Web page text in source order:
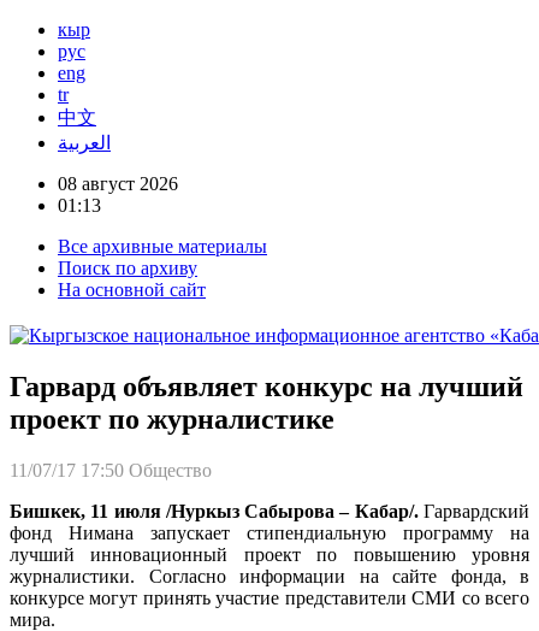
кыр
рус
eng
tr
中文
العربية
08 август 2026
01:13
Все архивные материалы
Поиск по архиву
На основной сайт
Гарвард объявляет конкурс на лучший
проект по журналистике
11/07/17 17:50 Общество
Бишкек, 11 июля /Нуркыз Сабырова – Кабар/.Гарвардский
фонд Нимана запускает стипендиальную программу на
лучший инновационный проект по повышению уровня
журналистики. Согласно информации на сайте фонда, в
конкурсе могут принять участие представители СМИ со всего
мира.